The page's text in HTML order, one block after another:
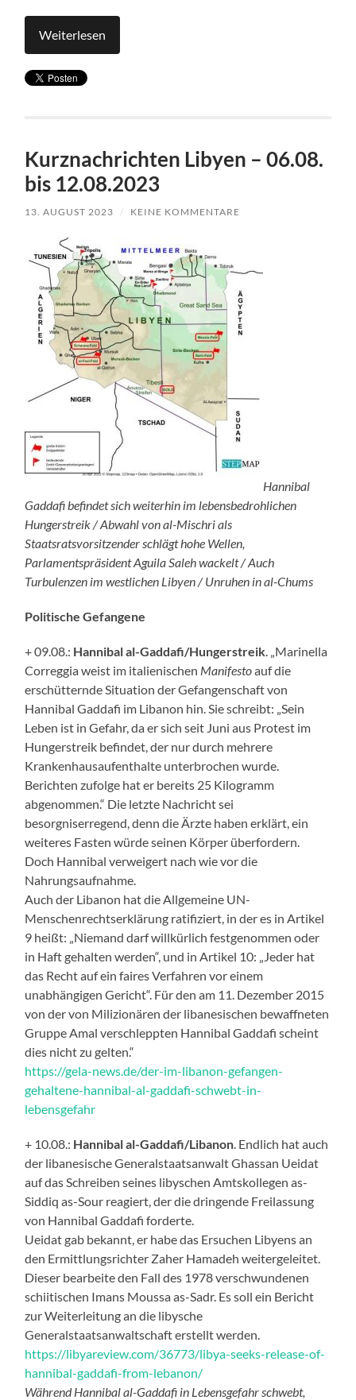
Weiterlesen
Kurznachrichten Libyen – 06.08.
bis 12.08.2023
13. AUGUST 2023 / KEINE KOMMENTARE
Hannibal
Gaddafi befindet sich weiterhin im lebensbedrohlichen
Hungerstreik / Abwahl von al-Mischri als
Staatsratsvorsitzender schlägt hohe Wellen,
Parlamentspräsident Aguila Saleh wackelt / Auch
Turbulenzen im westlichen Libyen / Unruhen in al-Chums
Politische Gefangene
+ 09.08.: Hannibal al-Gaddafi/Hungerstreik. „Marinella
Correggia weist im italienischen Manifestoauf die
erschütternde Situation der Gefangenschaft von
Hannibal Gaddafi im Libanon hin. Sie schreibt: „Sein
Leben ist in Gefahr, da er sich seit Juni aus Protest im
Hungerstreik befindet, der nur durch mehrere
Krankenhausaufenthalte unterbrochen wurde.
Berichten zufolge hat er bereits 25 Kilogramm
abgenommen.“ Die letzte Nachricht sei
besorgniserregend, denn die Ärzte haben erklärt, ein
weiteres Fasten würde seinen Körper überfordern.
Doch Hannibal verweigert nach wie vor die
Nahrungsaufnahme.
Auch der Libanon hat die Allgemeine UN-
Menschenrechtserklärung ratifiziert, in der es in Artikel
9 heißt: „Niemand darf willkürlich festgenommen oder
in Haft gehalten werden“, und in Artikel 10: „Jeder hat
das Recht auf ein faires Verfahren vor einem
unabhängigen Gericht“. Für den am 11. Dezember 2015
von der von Milizionären der libanesischen bewaffneten
Gruppe Amal verschleppten Hannibal Gaddafi scheint
dies nicht zu gelten.“
https://gela-news.de/der-im-libanon-gefangen-
gehaltene-hannibal-al-gaddafi-schwebt-in-
lebensgefahr
+ 10.08.: Hannibal al-Gaddafi/Libanon. Endlich hat auch
der libanesische Generalstaatsanwalt Ghassan Ueidat
auf das Schreiben seines libyschen Amtskollegen as-
Siddiq as-Sour reagiert, der die dringende Freilassung
von Hannibal Gaddafi forderte.
Ueidat gab bekannt, er habe das Ersuchen Libyens an
den Ermittlungsrichter Zaher Hamadeh weitergeleitet.
Dieser bearbeite den Fall des 1978 verschwundenen
schiitischen Imans Moussa as-Sadr. Es soll ein Bericht
zur Weiterleitung an die libysche
Generalstaatsanwaltschaft erstellt werden.
https://libyareview.com/36773/libya-seeks-release-of-
hannibal-gaddafi-from-lebanon/
Während Hannibal al-Gaddafi in Lebensgefahr schwebt,